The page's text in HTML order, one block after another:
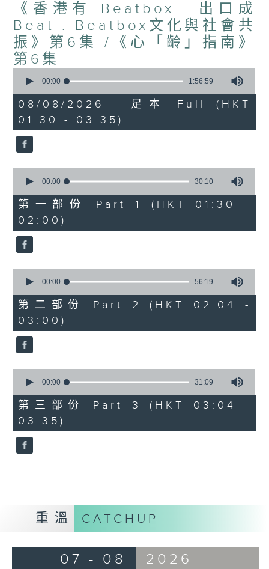
《香港有 Beatbox - 出口成
Beat : Beatbox文化與社會共
振》第6集 /《心「齡」指南》
第6集
seconds
1
hour,
56
minutes,
59
seconds
00:00 1:56:59
08/08/2026 - 足本 Full (HKT
01:30 - 03:35)
seconds
30
minutes,
10
seconds
00:00 30:10
第一部份 Part 1 (HKT 01:30 -
02:00)
seconds
56
minutes,
19
seconds
00:00 56:19
第二部份 Part 2 (HKT 02:04 -
03:00)
seconds
31
minutes,
9
seconds
00:00 31:09
第三部份 Part 3 (HKT 03:04 -
03:35)
重溫 CATCHUP
07 - 08 2026